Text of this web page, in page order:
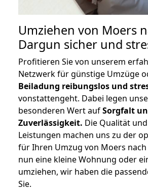
Umziehen von Moers
Dargun sicher und
Profitieren Sie von unserem
Netzwerk für günstige Umzüge
Beiladung reibungslos und
vonstattengeht. Dabei legen
besonderen Wert aufSorgfalt
Zuverlässigkeit. Die Qualität
Leistungen machen uns zu der
für Ihren Umzug von Moers nach
nun eine kleine Wohnung oder
umziehen, wir haben die
Sie.